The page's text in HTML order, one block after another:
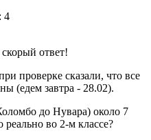
4
ответ!
проверке сказали, что все
(едем завтра - 28.02).
до Нувара) около 7
реально во 2-м классе?